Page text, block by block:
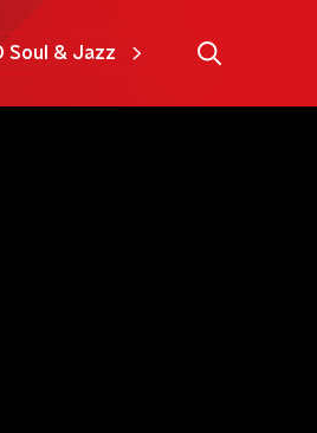
Soul & Jazz